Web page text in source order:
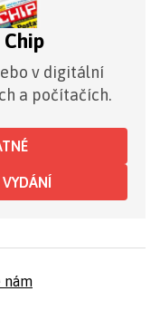
v digitální
a počítačích.
nám